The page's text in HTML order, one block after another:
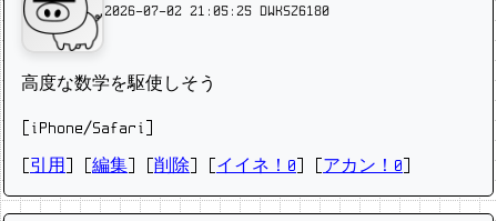
2026-07-02 21:05:25 DWKSZ6180
高度な数学を駆使しそう
[iPhone/Safari]
引用 編集 削除 イイネ！0 アカン！0